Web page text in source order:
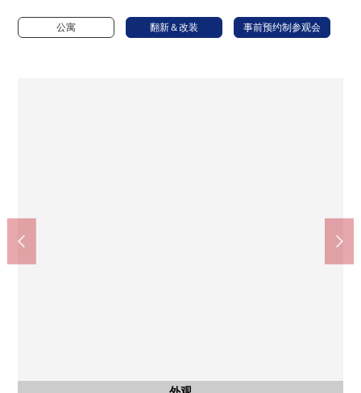
公寓 翻新＆改装 事前预约制参观会
客厅
厨房
公共汽车
院子
收纳
院子
厕所
其他
院子
厨房
其他内省